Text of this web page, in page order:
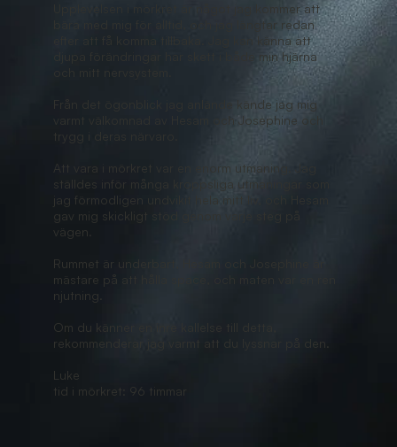
Upplevelsen i mörkret är något jag kommer att
bära med mig för alltid, och jag längtar redan
efter att få komma tillbaka. Jag kan känna att
djupa förändringar har skett i både min hjärna
Från det ögonblick jag anlände kände jag mig
varmt välkomnad av Hesam och Josephine och
trygg i deras närvaro.
Att vara i mörkret var en enorm utmaning. Jag
ställdes inför många kroppsliga utmaningar som
jag förmodligen undvikit hela mitt liv, och Hesam
gav mig skickligt stöd genom varje steg på
vägen.
Rummet är underbart, Hesam och Josephine är
mästare på att hålla space, och maten var en ren
njutning.
Om du känner en inre kallelse till detta,
rekommenderar jag varmt att du lyssnar på den.
Luke
tid i mörkret: 96 timmar